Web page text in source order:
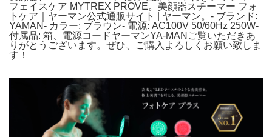
フェイスケア MYTREX PROVE。美顔器スチーマー フォ
トケア｜ヤーマン公式通販サイト | ヤーマン。- ブランド:
YAMAN- カラー: ブラウン- 電源: AC100V 50/60Hz 250W-
付属品: 箱、電源コードヤーマンYA-MANご覧いただきあ
りがとうございます。ぜひ、ご購入よろしくお願い致しま
す！